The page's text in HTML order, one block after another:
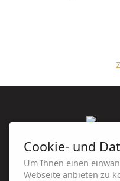
Villa Mocc/
Zwickau / 0375 .
Cookie- und
Um Ihnen einen
Webseite anbieten zu